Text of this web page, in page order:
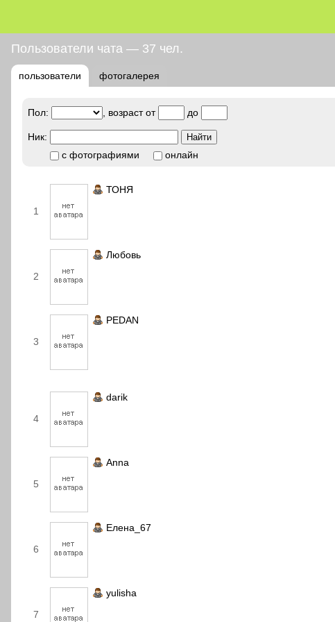
Пользователи чата — 37 чел.
пользователи фотогалерея
Пол: , возраст от до
Ник:
с фотографиями
онлайн
1
ТОНЯ
2
Любовь
3
PEDAN
4
darik
5
Anna
6
Елена_67
7
yulisha